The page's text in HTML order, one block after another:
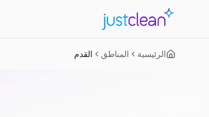
الرئيسية المناطق القدم